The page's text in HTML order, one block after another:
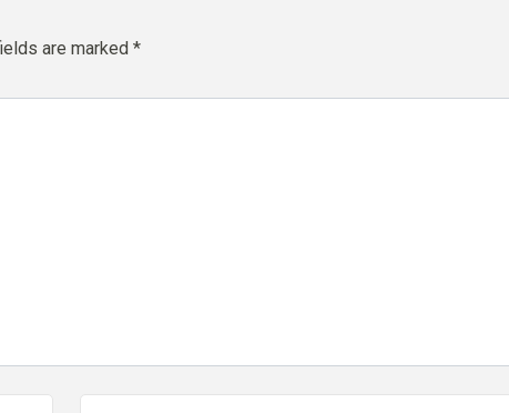
are marked *